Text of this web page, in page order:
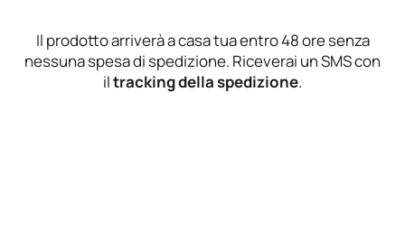
Il prodotto arriverà a casa tua entro 48 ore senza
nessuna spesa di spedizione. Riceverai un SMS con
iltracking della spedizione.